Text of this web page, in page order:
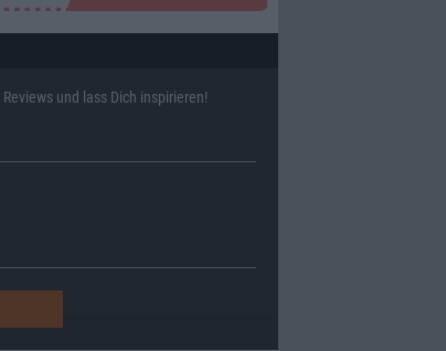
Reviews und lass Dich inspirieren!